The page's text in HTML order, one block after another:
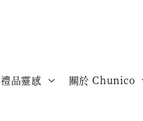
禮品靈感 關於 Chunico